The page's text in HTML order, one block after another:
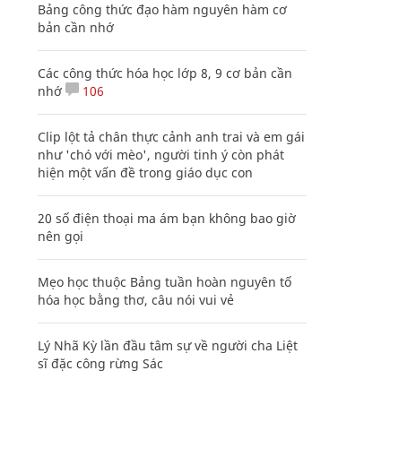
Bảng công thức đạo hàm nguyên hàm cơ
bản cần nhớ
Các công thức hóa học lớp 8, 9 cơ bản cần
nhớ
106
Clip lột tả chân thực cảnh anh trai và em gái
như 'chó với mèo', người tinh ý còn phát
hiện một vấn đề trong giáo dục con
20 số điện thoại ma ám bạn không bao giờ
nên gọi
Mẹo học thuộc Bảng tuần hoàn nguyên tố
hóa học bằng thơ, câu nói vui vẻ
Lý Nhã Kỳ lần đầu tâm sự về người cha Liệt
sĩ đặc công rừng Sác